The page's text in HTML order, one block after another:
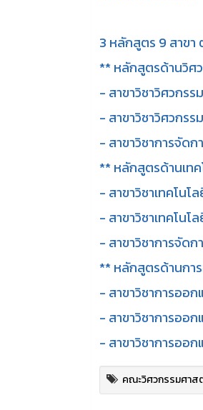
3 หลักสูตร 9 สาขา
** หลักสูตรด้านวิศ
- สาขาวิชาวิศวกร
- สาขาวิชาวิศวกร
- สาขาวิชาการจัด
** หลักสูตรด้านเทค
- สาขาวิชาเทคโน
- สาขาวิชาเทคโน
- สาขาวิชาการจัด
** หลักสูตรด้านกา
- สาขาวิชาการออ
- สาขาวิชาการออ
- สาขาวิชาการออ
คณะวิศวกรรมศาส